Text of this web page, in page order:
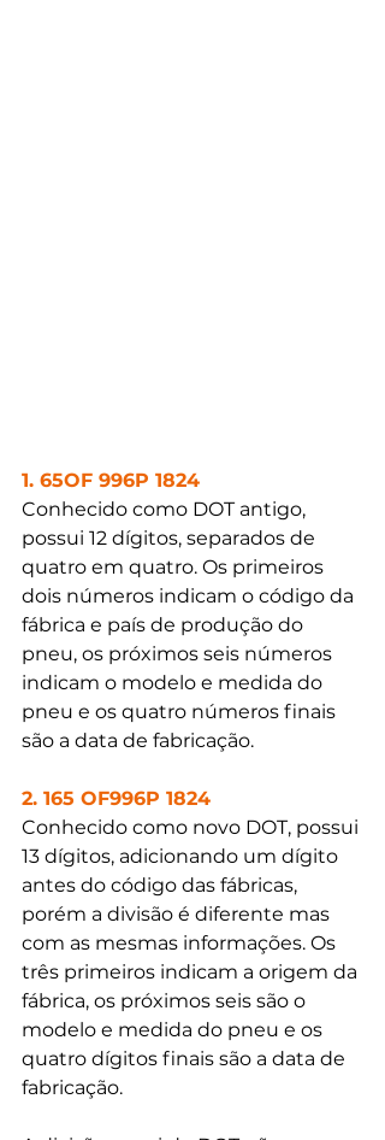
1. 65OF 996P 1824
Conhecido como DOT antigo,
possui 12 dígitos, separados de
quatro em quatro. Os primeiros
dois números indicam o código da
fábrica e país de produção do
pneu, os próximos seis números
indicam o modelo e medida do
pneu e os quatro números finais
são a data de fabricação.
2. 165 OF996P 1824
Conhecido como novo DOT, possui
13 dígitos, adicionando um dígito
antes do código das fábricas,
porém a divisão é diferente mas
com as mesmas informações. Os
três primeiros indicam a origem da
fábrica, os próximos seis são o
modelo e medida do pneu e os
quatro dígitos finais são a data de
fabricação.